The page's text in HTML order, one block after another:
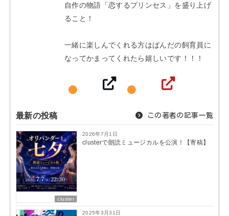
自作の物語「恋するプリンセス」を盛り上げ
ること！
一緒に楽しんでくれる方はぱんだの飼育員に
なってかまってくれたら嬉しいです！！！
最新の投稿 この著者の記事一覧
cluster
2026年7月1日
clusterで朗読ミュージカルを公演！【寄稿】
2025年3月31日